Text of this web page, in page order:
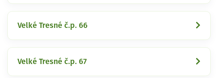
Velké Tresné č.p. 66
Velké Tresné č.p. 67